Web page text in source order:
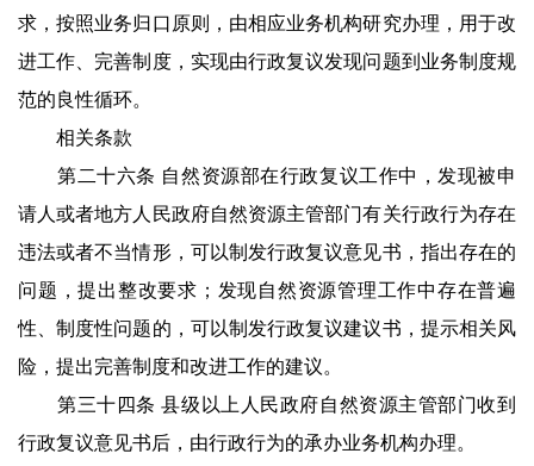
求，按照业务归口原则，由相应业务机构研究办理，用于改
进工作、完善制度，实现由行政复议发现问题到业务制度规
范的良性循环。
相关条款
第二十六条 自然资源部在行政复议工作中，发现被申
请人或者地方人民政府自然资源主管部门有关行政行为存在
违法或者不当情形，可以制发行政复议意见书，指出存在的
问题，提出整改要求；发现自然资源管理工作中存在普遍
性、制度性问题的，可以制发行政复议建议书，提示相关风
险，提出完善制度和改进工作的建议。
第三十四条 县级以上人民政府自然资源主管部门收到
行政复议意见书后，由行政行为的承办业务机构办理。